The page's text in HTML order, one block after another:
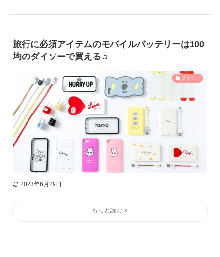
旅行に必須アイテムのモバイルバッテリーは100
均のダイソーで買える♫
ダイソー
2023年6月29日